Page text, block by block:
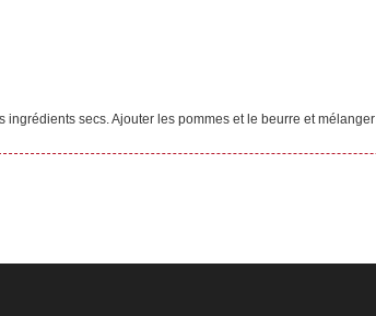
ingrédients secs. Ajouter les pommes et le beurre et